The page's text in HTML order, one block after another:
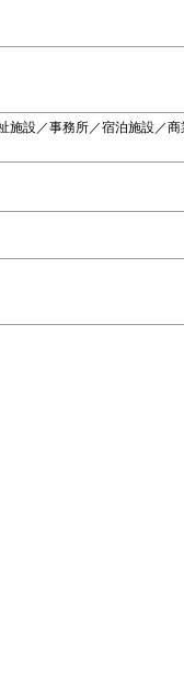
設／事務所／宿泊施設／